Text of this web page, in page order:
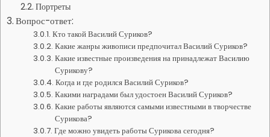
Портреты
Вопрос-ответ:
Кто такой Василий Суриков?
Какие жанры живописи предпочитал Василий Суриков?
Какие известные произведения на принадлежат Василию
Сурикову?
Когда и где родился Василий Суриков?
Какими наградами был удостоен Василий Суриков?
Какие работы являются самыми известными в творчестве
Сурикова?
Где можно увидеть работы Сурикова сегодня?